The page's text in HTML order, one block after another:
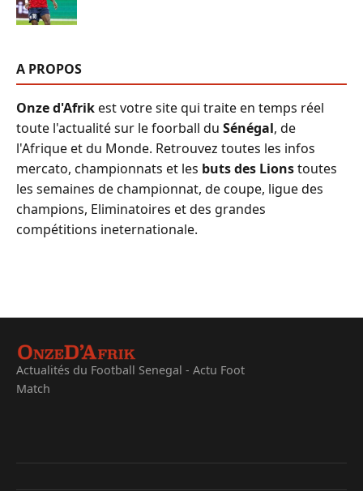
A PROPOS
Onze d'Afrikest votre site qui traite en temps réel
toute l'actualité sur le foorball du Sénégal, de
l'Afrique et du Monde. Retrouvez toutes les infos
mercato, championnats et les buts des Lionstoutes
les semaines de championnat, de coupe, ligue des
champions, Eliminatoires et des grandes
compétitions ineternationale.
Actualités du Football Senegal - Actu Foot
Match